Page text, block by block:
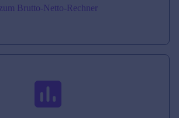
zum Brutto-Netto-Rechner